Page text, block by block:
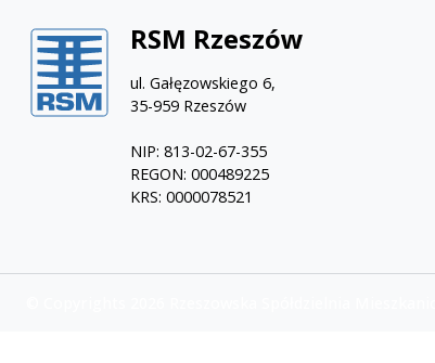
RSM Rzeszów
ul. Gałęzowskiego 6,
35-959 Rzeszów
NIP: 813-02-67-355
REGON: 000489225
KRS: 0000078521